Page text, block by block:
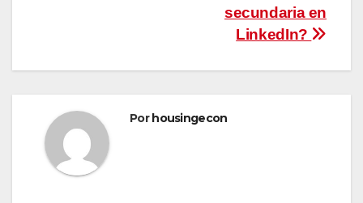
secundaria en
LinkedIn?
Porhousingecon